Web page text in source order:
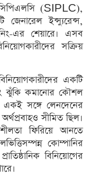
(SIPLC),
জেনারেল ইন্স্যুরেন্স,
এর শেয়ারে। এসব
সক্রিয়
একটি
ঝুঁকি কমানোর কৌশল
একই সঙ্গে লেনদেনের
সীমিত ছিল।
ফিরিয়ে আনতে
কোম্পানির
বিনিয়োগের